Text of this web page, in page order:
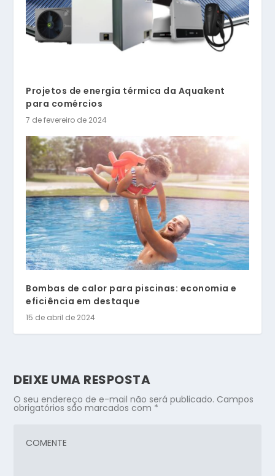
Projetos de energia térmica da Aquakent
para comércios
7 de fevereiro de 2024
Bombas de calor para piscinas: economia e
eficiência em destaque
15 de abril de 2024
DEIXE UMA RESPOSTA
O seu endereço de e-mail não será publicado. Campos
obrigatórios são marcados com *